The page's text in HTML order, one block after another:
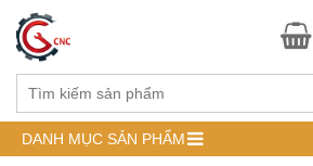
DANH MỤC SẢN PHẨM